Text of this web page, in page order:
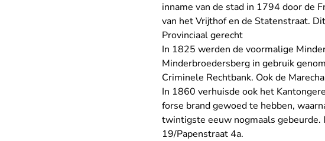
inname van de stad in 1794 door de
van het Vrijthof en de Statenstraat.
Provinciaal gerecht
In 1825 werden de voormalige
Minderbroedersberg in gebruik
Criminele Rechtbank. Ook de
In 1860 verhuisde ook het
forse brand gewoed te hebben,
twintigste eeuw nogmaals
19/Papenstraat 4a.